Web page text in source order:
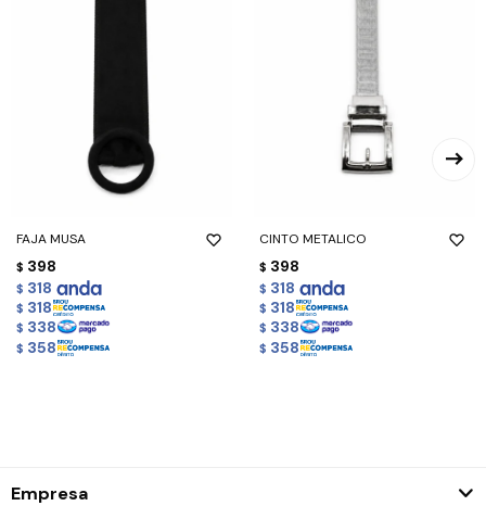
FAJA MUSA
$ 398
$ 318
$ 318
$ 338
$ 358
CINTO METALICO
$ 398
$ 318
$ 318
$ 338
$ 358
Empresa